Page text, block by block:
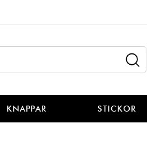
KNAPPAR STICKOR